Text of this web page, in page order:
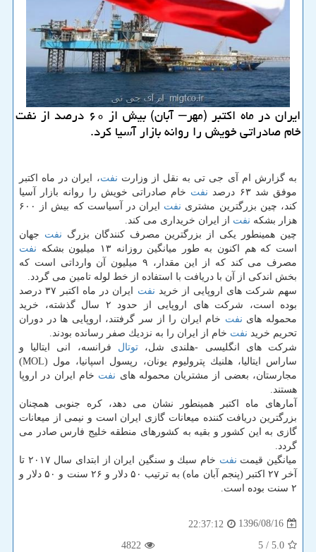
ایران در ماه اكتبر (مهر– آبان) بیش از ۶۰ درصد از نفت
خام صادراتی خویش را روانه بازار آسیا كرد.
به گزارش ام آی جی تی به نقل از وزارت نفت، ایران در ماه اكتبر
موفق شد ۶۳ درصد
نفت خام صادراتی خویش را روانه بازار آسیا
كند، چین بزرگترین مشتری نفت
ایران در آسیاست كه بیش از ۶۰۰
هزار بشكه نفت از ایران خریداری می كند.
چین همینطور یكی از بزرگترین مصرف كنندگان بزرگ نفت جهان
است كه هم اكنون به طور میانگین روزانه ۱۳ میلیون بشكه
نفت
مصرف می كند كه از این مقدار، ۹ میلیون آن وارداتی است كه
بخش اندكی از آن با دریافت با استفاده از خط لوله تامین می گردد.
سهم شركت های اروپایی از خرید نفت
ایران در ماه اكتبر ۳۷ درصد
بوده است، شركت های اروپایی از حدود ۲ سال گذشته، خرید
محموله های نفت خام ایران را از سر گرفتند، اروپایی ها در دوران
تحریم خرید نفت خام از ایران را به نزدیك صفر رسانده بودند.
شركت های انگلیسی -هلندی شل،توتال فرانسه، انی ایتالیا و
ساراس ایتالیا، هلنیك پترولیوم یونان، رپسول اسپانیا، مول (MOL)
مجارستان، بعضی از مشتریان محموله های نفت خام ایران در اروپا
هستند.
آمارهای ماه اكتبر همینطور نشان می دهد، كره جنوبی همچنان
بزرگترین دریافت كننده میعانات گازی ایران است و نیمی از میعانات
گازی به این كشور و بقیه به كشورهای منطقه خلیج فارس صادر می
گردد.
میانگین قیمت نفت
خام سبك و سنگین ایران از ابتدای سال ۲۰۱۷ تا
آخر ۲۷ اكتبر (پنجم آبان ماه) به ترتیب ۵۰ دلار و ۲۶ سنت و ۵۰ دلار و
۲ سنت بوده است.
1396/08/16
22:37:12
5.0
/ 5
4822